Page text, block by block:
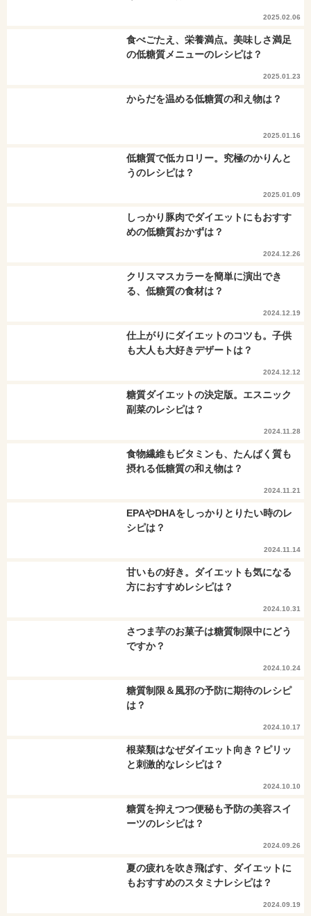
2025.02.06
食べごたえ、栄養満点。美味しさ満足
の低糖質メニューのレシピは？
2025.01.23
からだを温める低糖質の和え物は？
2025.01.16
低糖質で低カロリー。究極のかりんと
うのレシピは？
2025.01.09
しっかり豚肉でダイエットにもおすす
めの低糖質おかずは？
2024.12.26
クリスマスカラーを簡単に演出でき
る、低糖質の食材は？
2024.12.19
仕上がりにダイエットのコツも。子供
も大人も大好きデザートは？
2024.12.12
糖質ダイエットの決定版。エスニック
副菜のレシピは？
2024.11.28
食物繊維もビタミンも、たんぱく質も
摂れる低糖質の和え物は？
2024.11.21
EPAやDHAをしっかりとりたい時のレ
シピは？
2024.11.14
甘いもの好き。ダイエットも気になる
方におすすめレシピは？
2024.10.31
さつま芋のお菓子は糖質制限中にどう
ですか？
2024.10.24
糖質制限＆風邪の予防に期待のレシピ
は？
2024.10.17
根菜類はなぜダイエット向き？ピリッ
と刺激的なレシピは？
2024.10.10
糖質を抑えつつ便秘も予防の美容スイ
ーツのレシピは？
2024.09.26
夏の疲れを吹き飛ばす、ダイエットに
もおすすめのスタミナレシピは？
2024.09.19